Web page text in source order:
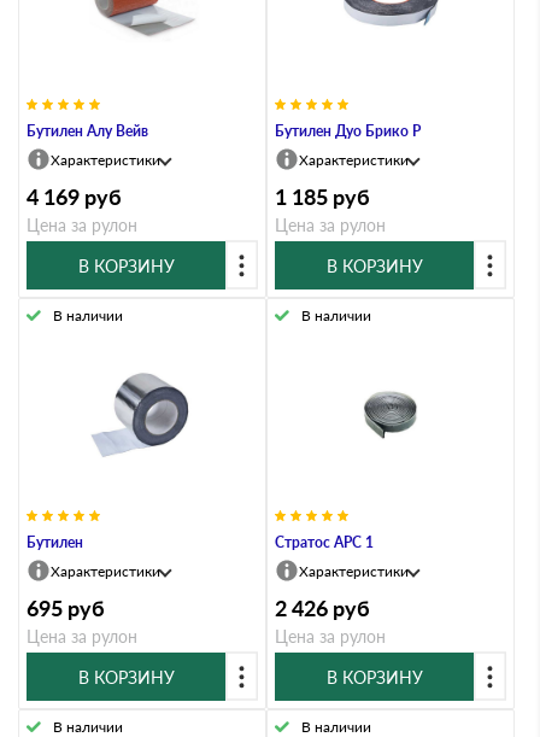
Бутилен Алу Вейв
Характеристики
4 169 руб
Цена за рулон
В КОРЗИНУ
Бутилен Дуо Брико Р
Характеристики
1 185 руб
Цена за рулон
В КОРЗИНУ
Бутилен
В наличии
Характеристики
695 руб
Цена за рулон
В КОРЗИНУ
Стратос АРС 1
В наличии
Характеристики
2 426 руб
Цена за рулон
В КОРЗИНУ
В наличии В наличии